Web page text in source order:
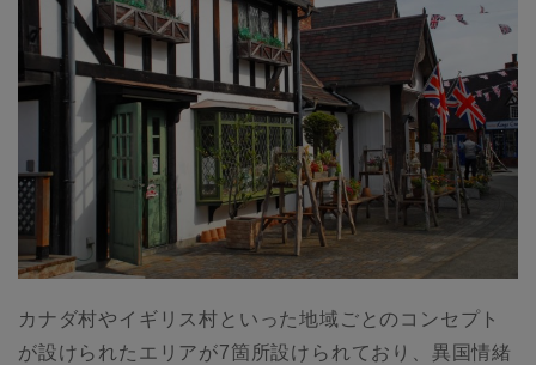
カナダ村やイギリス村といった地域ごとのコンセプト
が設けられたエリアが7箇所設けられており、異国情緒